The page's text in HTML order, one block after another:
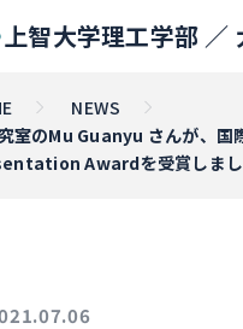
上智大学理工学部 ／
NEWS
室のMu Guanyu さんが
Awardを受賞しまし